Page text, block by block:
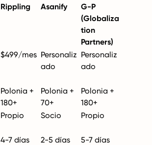
Rippling Asanify
G-P
(Globaliza
tion
Partners)
$499/mes Personaliz
ado
Personaliz
ado
Polonia +
180+
Polonia +
70+
Polonia +
180+
Propio Socio Propio
4-7 días 2-5 días 5-7 días